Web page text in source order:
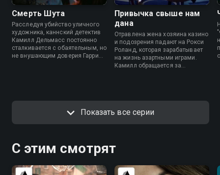
Смерть Шута
Расследуя убийство уличного
художника, каннский детектив
Камилл Дельмасс постоянно
сталкивается с обаятельным, но
не внушающим доверия Гарри
Привычка свыше нам
дана
Отравлена жена хозяина казино
и подозрения падают на Рокси
Роланд, которая зарабатывает
на жизнь азартными играми.
Камилл обращается за
Показать все серии
С этим смотрят